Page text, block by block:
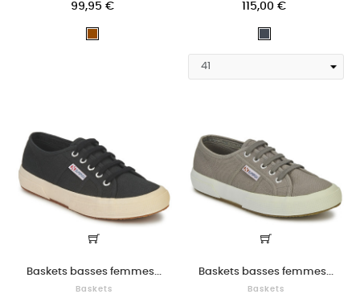
99,95 € 115,00 €
Baskets basses femmes...
Baskets
Baskets basses femmes...
Baskets